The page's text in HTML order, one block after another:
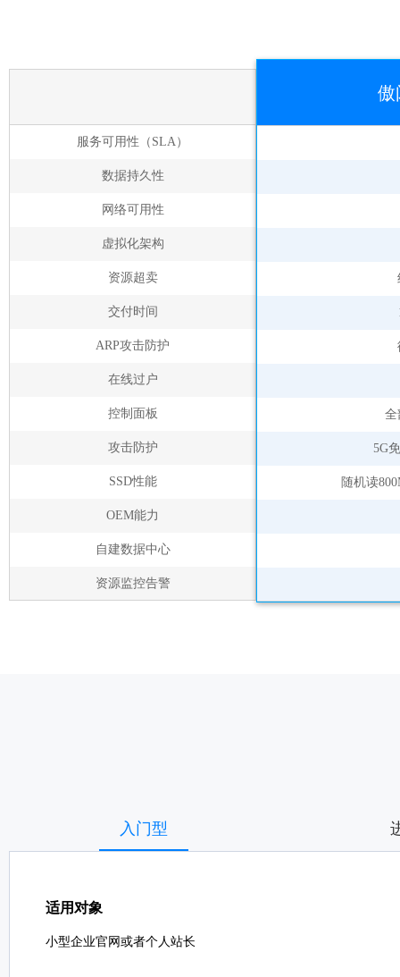
服务可用性（SLA）
数据持久性
网络可用性
虚拟化架构
资源超卖
交付时间
ARP攻击防护
在线过户
控制面板
攻击防护
SSD性能
OEM能力
自建数据中心
资源监控告警
傲
全
5G
随机读
入门型
适用对象
小型企业官网或者个人站长